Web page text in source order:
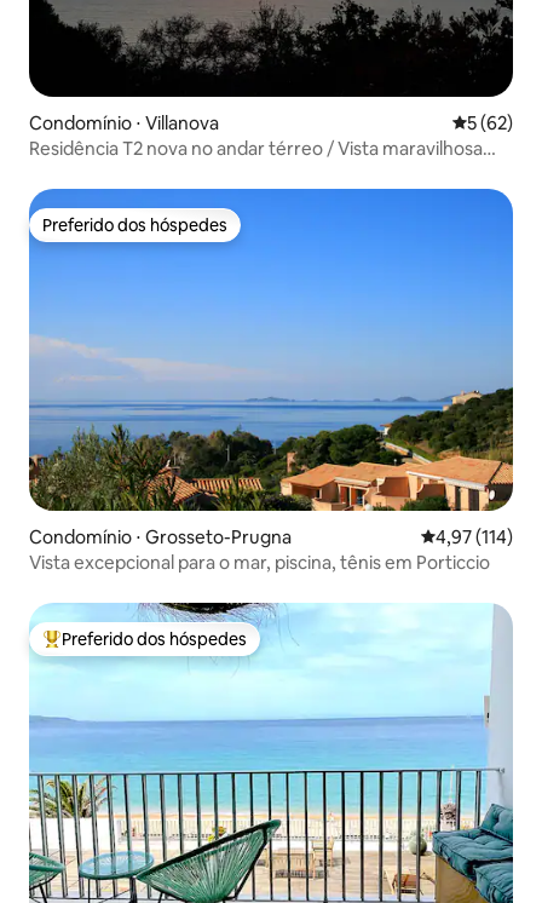
Condomínio ⋅ Villanova 5 de uma
5 (62)
Residência T2 nova no andar térreo / Vista maravilhosa
Preferido dos hóspedes
Preferido dos hóspedes
Condomínio ⋅ Grosseto-Prugna 4,97 de uma
4,97 (114)
Vista excepcional para o mar, piscina, tênis em Porticcio
Entre os melhores preferidos dos hóspedes
Preferido dos hóspedes